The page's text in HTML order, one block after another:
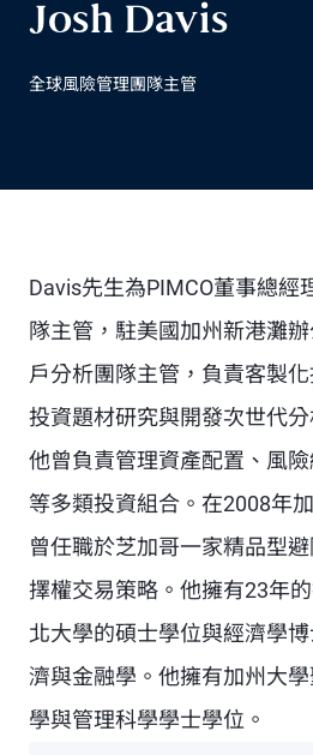
Josh Davis
全球風險管理團隊主管
Davis先生為PIMCO董事總經
隊主管，駐美國加州新港灘
戶分析團隊主管，負責客製
投資題材研究與開發次世代
他曾負責管理資產配置、風
等多類投資組合。在2008年
曾任職於芝加哥一家精品型
擇權交易策略。他擁有23年
北大學的碩士學位與經濟學
濟與金融學。他擁有加州大
學與管理科學學士學位。